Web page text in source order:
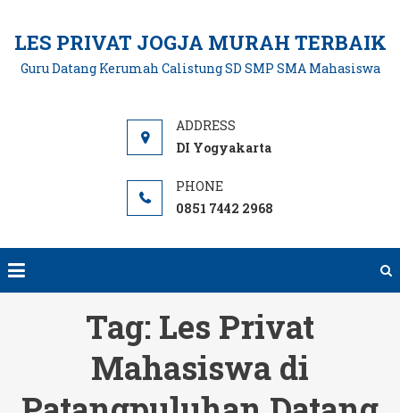
content
LES PRIVAT JOGJA MURAH TERBAIK
Guru Datang Kerumah Calistung SD SMP SMA Mahasiswa
DI Yogyakarta
0851 7442 2968
Tag: Les Privat
Mahasiswa di